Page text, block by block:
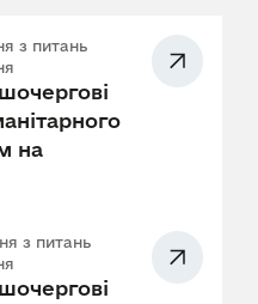
з питань
на
з питань